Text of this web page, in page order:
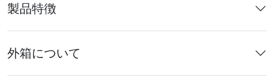
製品特徴
外箱について